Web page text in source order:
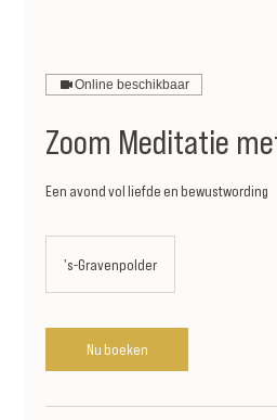
Online beschikbaar
Zoom Meditatie
Een avond vol liefde en bewustwording
's-Gravenpolder
Nu boeken